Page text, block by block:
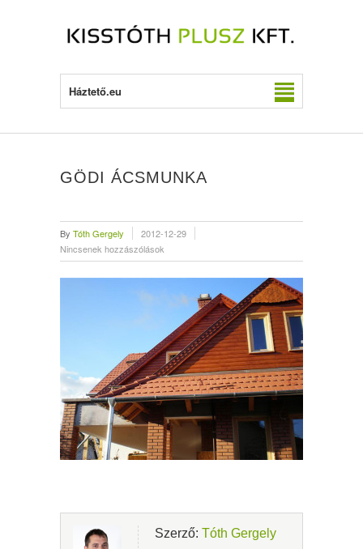
Háztető.eu
GÖDI ÁCSMUNKA
By Tóth Gergely
2012-12-29
Nincsenek hozzászólások
Szerző: Tóth Gergely